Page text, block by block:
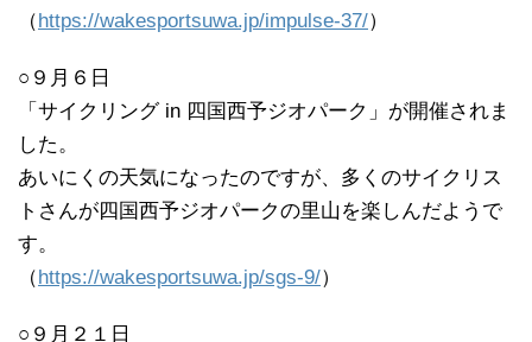
（https://wakesportsuwa.jp/impulse-37/）
○９月６日
「サイクリング in 四国西予ジオパーク」が開催されま
した。
あいにくの天気になったのですが、多くのサイクリス
トさんが四国西予ジオパークの里山を楽しんだようで
す。
（https://wakesportsuwa.jp/sgs-9/）
○９月２１日